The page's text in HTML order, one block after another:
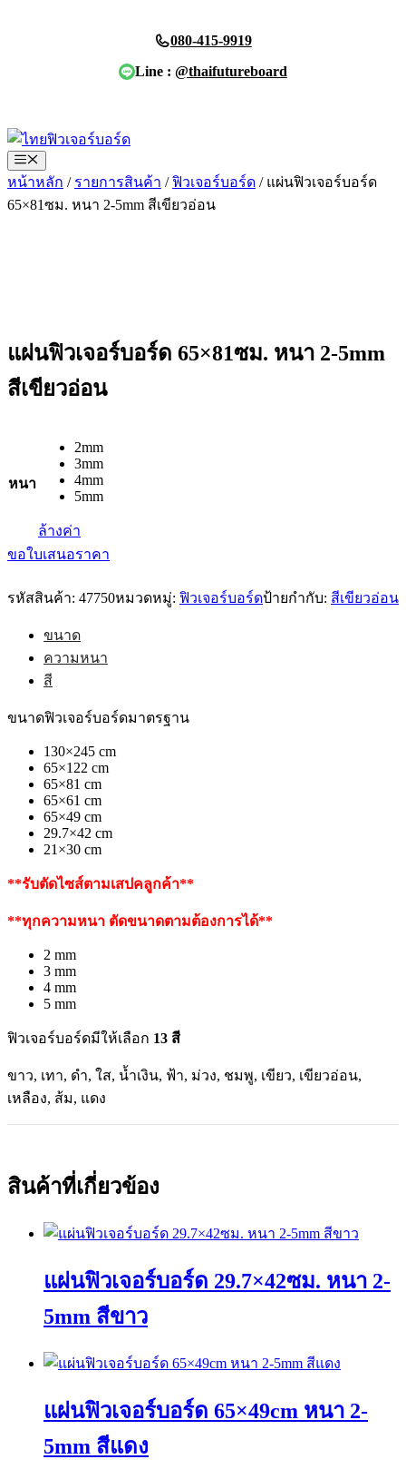
080-415-9919
Line : @thaifutureboard
Menu
หน้าหลัก / รายการสินค้า /ฟิวเจอร์บอร์ด / แผ่นฟิวเจอร์บอร์ด
65×81ซม. หนา 2-5mm สีเขียวอ่อน
แผ่นฟิวเจอร์บอร์ด 65×81ซม. หนา 2-5mm
สีเขียวอ่อน
หนา
2mm
3mm
4mm
5mm
ล้างค่า
ขอใบเสนอราคา
รหัสสินค้า: 47750หมวดหมู่: ฟิวเจอร์บอร์ดป้ายกำกับ: สีเขียวอ่อน
ขนาด
ความหนา
สี
ขนาดฟิวเจอร์บอร์ดมาตรฐาน
130×245 cm
65×122 cm
65×81 cm
65×61 cm
65×49 cm
29.7×42 cm
21×30 cm
**รับตัดไซส์ตามเสปคลูกค้า**
**ทุกความหนา ตัดขนาดตามต้องการได้**
2 mm
3 mm
4 mm
5 mm
ฟิวเจอร์บอร์ดมีให้เลือก 13 สี
ขาว, เทา, ดำ, ใส, น้ำเงิน, ฟ้า, ม่วง, ชมพู, เขียว, เขียวอ่อน,
เหลือง, ส้ม, แดง
สินค้าที่เกี่ยวข้อง
แผ่นฟิวเจอร์บอร์ด 29.7×42ซม. หนา 2-
5mm สีขาว
This
product
multiple
variants.
The
options
แผ่นฟิวเจอร์บอร์ด 65×49cm หนา 2-
5mm สีแดง